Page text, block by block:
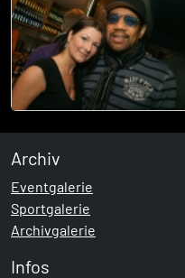
Archiv
Eventgalerie
Sportgalerie
Archivgalerie
Infos